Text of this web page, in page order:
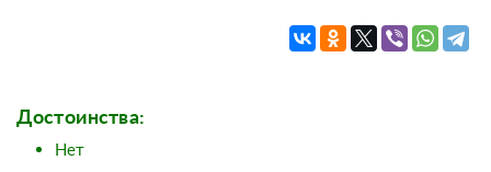
Достоинства:
Нет